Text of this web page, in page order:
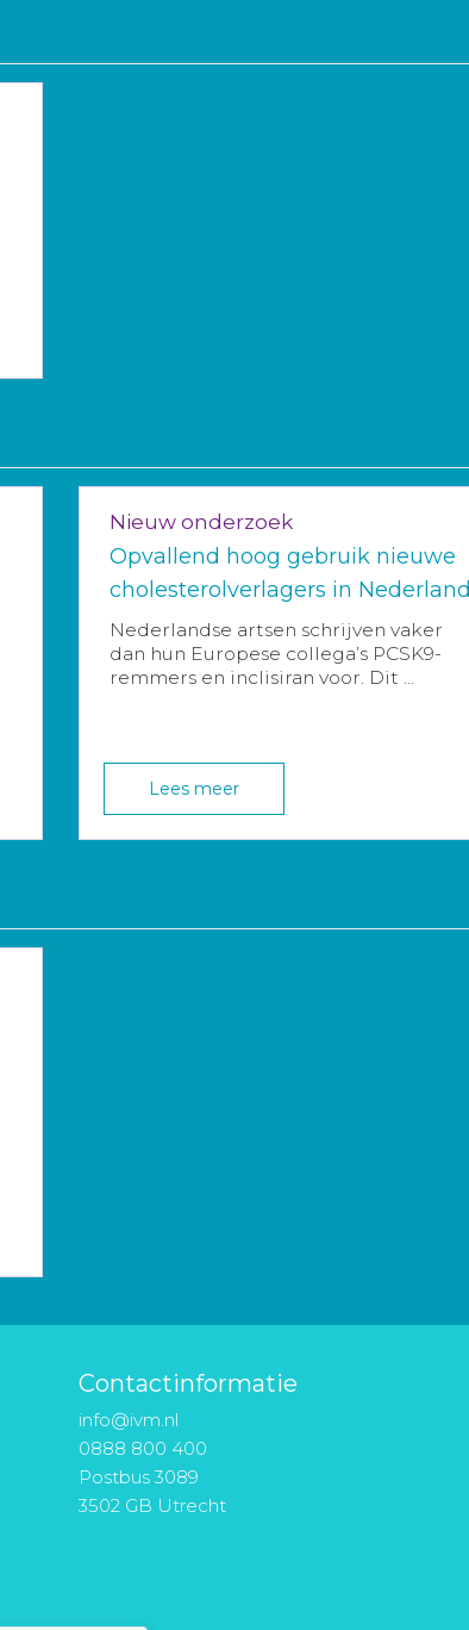
Nieuw onderzoek
Opvallend hoog gebruik nieuwe
cholesterolverlagers in Nederland
Nederlandse artsen schrijven vaker
dan hun Europese collega’s PCSK9-
remmers en inclisiran voor. Dit ...
Lees meer
Contactinformatie
info@ivm.nl
0888 800 400
Postbus 3089
3502 GB Utrecht